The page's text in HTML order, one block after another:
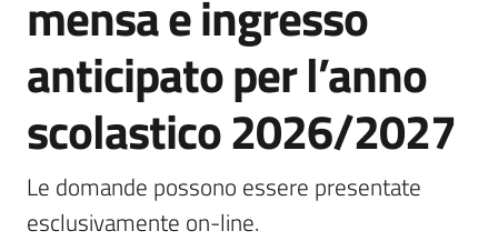
Vivere
C
a
mensa e ingresso
anticipato per l’anno
scolastico 2026/2027
Le domande possono essere presentate
esclusivamente on-line.